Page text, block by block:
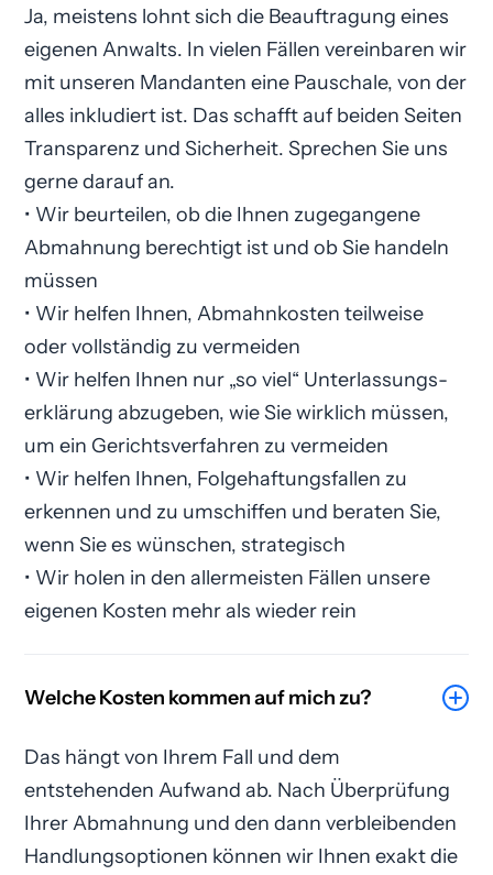
Ja, meistens lohnt sich die Beauftragung eines
eigenen Anwalts. In vielen Fällen vereinbaren wir
mit unseren Mandanten eine Pauschale, von der
alles inkludiert ist. Das schafft auf beiden Seiten
Transparenz und Sicherheit. Sprechen Sie uns
gerne darauf an.
• Wir beurteilen, ob die Ihnen zugegangene
Abmahnung berechtigt ist und ob Sie handeln
müssen
• Wir helfen Ihnen, Abmahnkosten teilweise
oder vollständig zu vermeiden
• Wir helfen Ihnen nur „so viel“ Unterlassungs­
erklärung abzugeben, wie Sie wirklich müssen,
um ein Gerichtsverfahren zu vermeiden
• Wir helfen Ihnen, Folgehaftungsfallen zu
erkennen und zu umschiffen und beraten Sie,
wenn Sie es wünschen, strategisch
• Wir holen in den allermeisten Fällen unsere
eigenen Kosten mehr als wieder rein
Welche Kosten kommen auf mich zu?
Das hängt von Ihrem Fall und dem
entstehenden Aufwand ab. Nach Überprüfung
Ihrer Abmahnung und den dann verbleibenden
Handlungsoptionen können wir Ihnen exakt die